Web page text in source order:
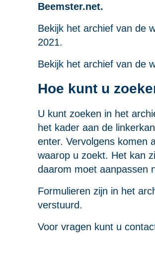
Beemster.net.
Bekijk het archief van de
2021.
Bekijk het archief van de
Hoe kunt u
U kunt zoeken in het
het kader aan de
enter. Vervolgens komen
waarop u zoekt. Het kan
daarom moet aanpassen
Formulieren zijn in het
verstuurd.
Voor vragen kunt u